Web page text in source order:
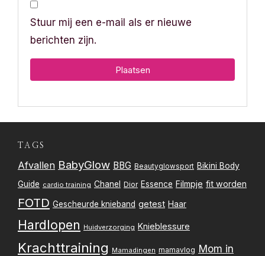
Stuur mij een e-mail als er nieuwe
berichten zijn.
TAGS
Afvallen BabyGlow BBG Beautyglowsport Bikini Body
Guide cardio training Chanel Dior Essence Filmpje fit worden
FOTD Gescheurde knieband getest Haar
Hardlopen Huidverzorging Knieblessure
Krachttraining Mamadingen mamavlog Mom in